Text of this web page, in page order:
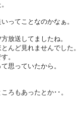
ってことなのかなぁ。
放送してましたね。
んど見れませんでした。
。
思っていたから。
ろもあったとか･･。